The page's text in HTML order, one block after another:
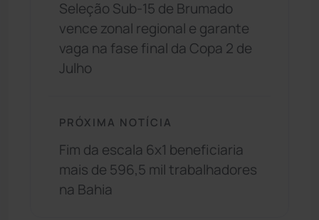
Seleção Sub-15 de Brumado
vence zonal regional e garante
vaga na fase final da Copa 2 de
Julho
PRÓXIMA NOTÍCIA
Fim da escala 6x1 beneficiaria
mais de 596,5 mil trabalhadores
na Bahia